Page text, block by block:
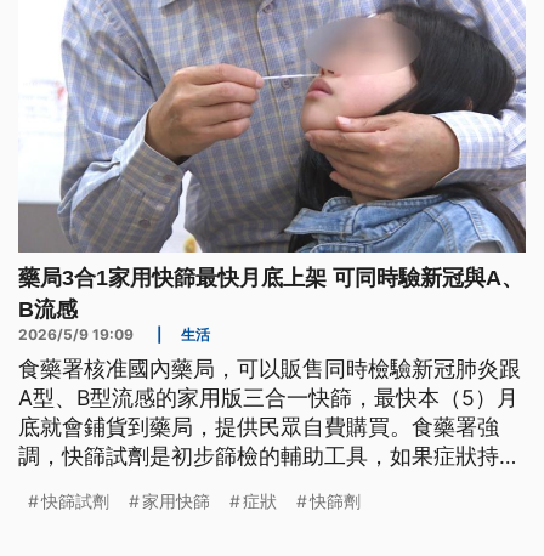
藥局3合1家用快篩最快月底上架 可同時驗新冠與A、
B流感
2026/5/9 19:09 生活
食藥署核准國內藥局，可以販售同時檢驗新冠肺炎跟
A型、B型流感的家用版三合一快篩，最快本（5）月
底就會鋪貨到藥局，提供民眾自費購買。食藥署強
調，快篩試劑是初步篩檢的輔助工具，如果症狀持續
快篩試劑 家用快篩 症狀 快篩劑